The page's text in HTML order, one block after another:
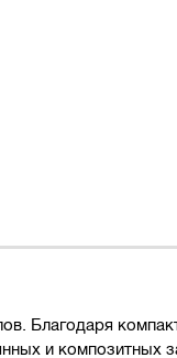
Благодаря
и композитных